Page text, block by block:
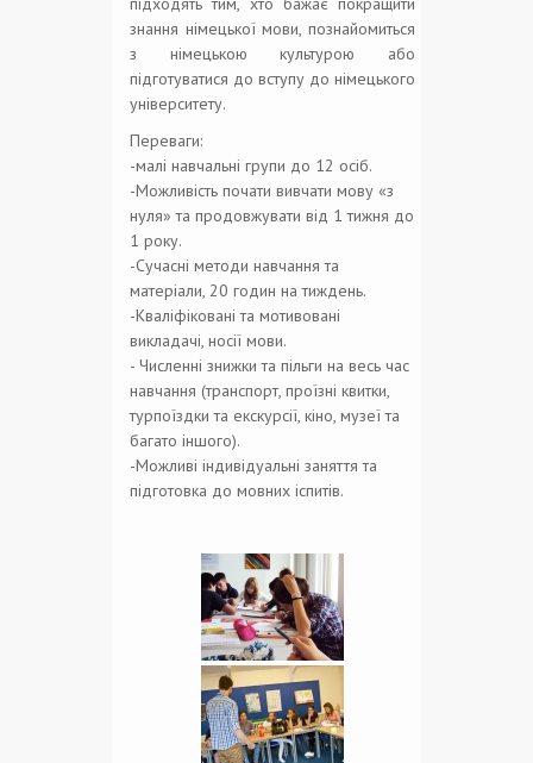
знання німецької мови, познайомиться
з німецькою культурою або
підготуватися до вступу до німецького
університету.
Переваги:
​​-малі навчальні групи до 12 осіб.
-Можливість почати вивчати мову «з
нуля» та продовжувати від 1 тижня до
1 року.
-Сучасні методи навчання та
матеріали, 20 годин на тиждень.
-Кваліфіковані та мотивовані
викладачі, носії мови.
- Численні знижки та пільги на весь час
навчання (транспорт, проїзні квитки,
турпоїздки та екскурсії, кіно, музеї та
багато іншого).
-Можливі індивідуальні заняття та
підготовка до мовних іспитів.